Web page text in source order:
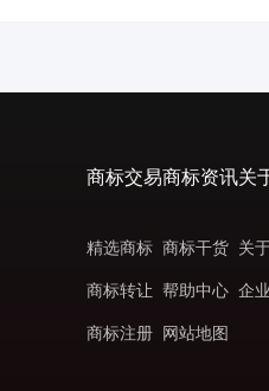
商标交易
精选商标
商标转让
商标注册
商标资讯
商标干货
帮助中心
网站地图
关
关
企